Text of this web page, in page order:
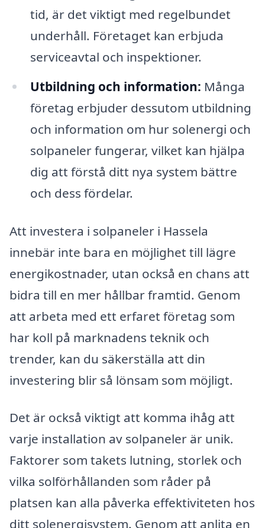
tid, är det viktigt med regelbundet
underhåll. Företaget kan erbjuda
serviceavtal och inspektioner.
Utbildning och information: Många
företag erbjuder dessutom utbildning
och information om hur solenergi och
solpaneler fungerar, vilket kan hjälpa
dig att förstå ditt nya system bättre
och dess fördelar.
Att investera i solpaneler i Hassela
innebär inte bara en möjlighet till lägre
energikostnader, utan också en chans att
bidra till en mer hållbar framtid. Genom
att arbeta med ett erfaret företag som
har koll på marknadens teknik och
trender, kan du säkerställa att din
investering blir så lönsam som möjligt.
Det är också viktigt att komma ihåg att
varje installation av solpaneler är unik.
Faktorer som takets lutning, storlek och
vilka solförhållanden som råder på
platsen kan alla påverka effektiviteten hos
ditt solenergisystem. Genom att anlita en